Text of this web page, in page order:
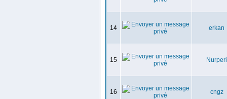
14 erkan
15 Nurperi
16 cngz